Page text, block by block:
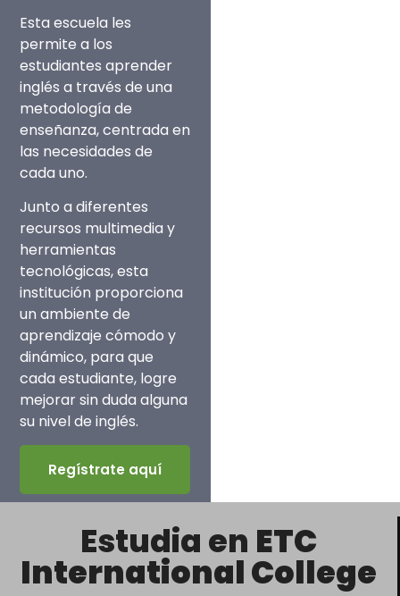
Esta escuela les
permite a los
estudiantes aprender
inglés a través de una
metodología de
enseñanza, centrada en
las necesidades de
cada uno.
Junto a diferentes
recursos multimedia y
herramientas
tecnológicas, esta
institución proporciona
un ambiente de
aprendizaje cómodo y
dinámico, para que
cada estudiante, logre
mejorar sin duda alguna
su nivel de inglés.
Regístrate aquí
Estudia en ETC
International College